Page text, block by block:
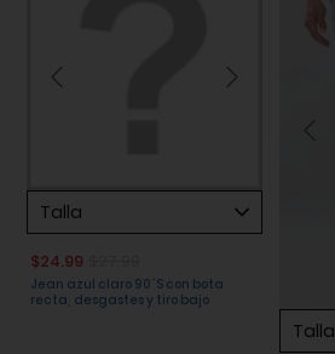
Talla
$24.99
Jean azul claro 90´S con bota
recta, desgastes y tiro bajo
Talla